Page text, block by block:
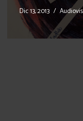
Dic 13, 2013